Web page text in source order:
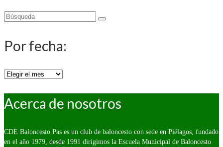
Buscar
Por fecha:
Por
Acerca de nosotros
CDE Baloncesto Pas es un club de baloncesto con sede en Piélagos, fundado
en el año 1979, desde 1991 dirigimos la Escuela Municipal de Baloncesto